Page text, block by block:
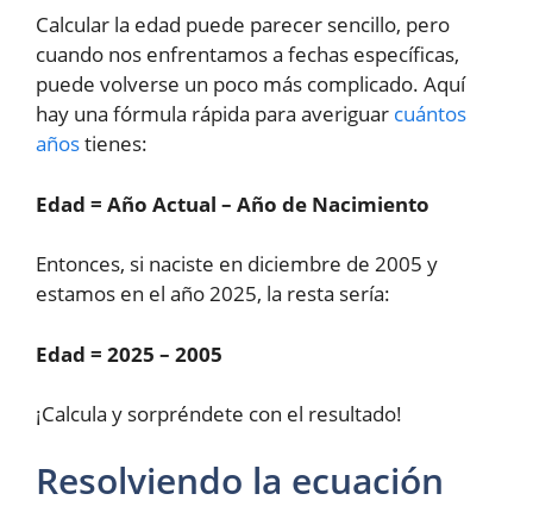
Calcular la edad puede parecer sencillo, pero
cuando nos enfrentamos a fechas específicas,
puede volverse un poco más complicado. Aquí
hay una fórmula rápida para averiguar cuántos
añostienes:
Edad = Año Actual – Año de Nacimiento
Entonces, si naciste en diciembre de 2005 y
estamos en el año 2025, la resta sería:
Edad = 2025 – 2005
¡Calcula y sorpréndete con el resultado!
Resolviendo la ecuación